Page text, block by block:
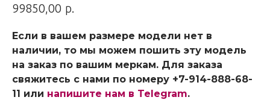
99850,00 р.
Если в вашем размере модели нет в
наличии, то мы можем пошить эту модель
на заказ по вашим меркам. Для заказа
свяжитесь с нами по номеру +7-914-888-68-
11 или напишите нам в Telegram.